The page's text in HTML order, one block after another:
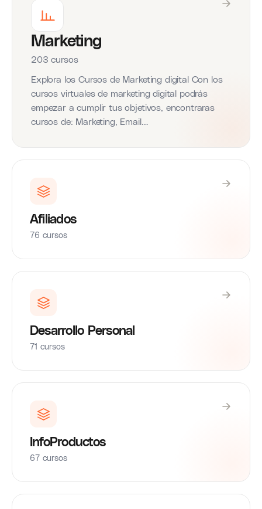
Marketing
203 cursos
Explora los Cursos de Marketing digital Con los
cursos virtuales de marketing digital podrás
empezar a cumplir tus objetivos, encontraras
cursos de: Marketing, Email…
Afiliados
76 cursos
Desarrollo Personal
71 cursos
InfoProductos
67 cursos